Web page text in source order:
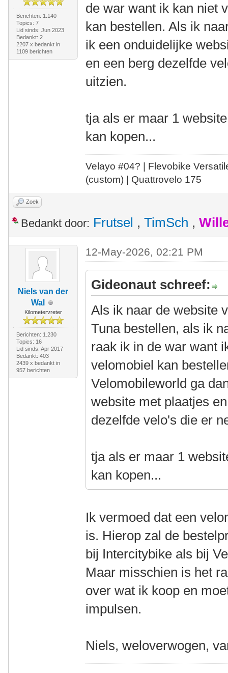
Berichten: 1.140
Topics: 7
Lid sinds: Jun 2023
Bedankt: 2
2207 x bedankt in
1109 berichten
de war want ik kan niet
kan bestellen. Als ik
ik een onduidelijke
en een berg dezelfde
uitzien.
tja als er maar 1
kan kopen...
Velayo #04? | Flevobike
(custom) | Quattrovelo 175
Zoek
Bedankt door: Frutsel , TimSch ,
Niels van der
Wal
Kilometervreter
Berichten: 1.230
Topics: 16
Lid sinds: Apr 2017
Bedankt: 403
2439 x bedankt in
957 berichten
12-May-2026, 02:21 PM
Gideonaut schreef:
Als ik naar de website
Tuna bestellen, als ik
raak ik in de war want
velomobiel kan
Velomobileworld ga
website met plaatjes
dezelfde velo's die er
tja als er maar 1
kan kopen...
Ik vermoed dat een
is. Hierop zal de
bij Intercitybike als bij
Maar misschien is het
over wat ik koop en
impulsen.
Niels, weloverwogen,